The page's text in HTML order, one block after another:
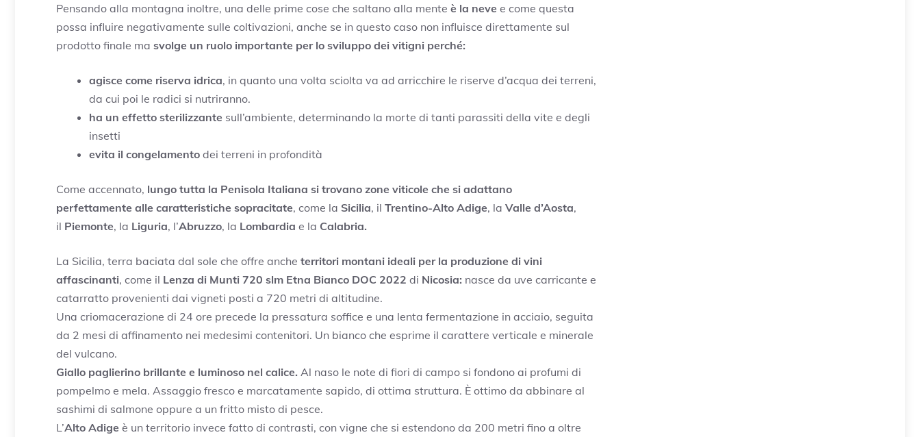
Pensando alla montagna inoltre, una delle prime cose che saltano alla mente è la neve e come questa
possa influire negativamente sulle coltivazioni, anche se in questo caso non influisce direttamente sul
prodotto finale ma svolge un ruolo importante per lo sviluppo dei vitigni perché:
agisce come riserva idrica, in quanto una volta sciolta va ad arricchire le riserve d’acqua dei terreni,
da cui poi le radici si nutriranno.
ha un effetto sterilizzante sull’ambiente, determinando la morte di tanti parassiti della vite e degli
insetti
evita il congelamento dei terreni in profondità
Come accennato, lungo tutta la Penisola Italiana si trovano zone viticole che si adattano
perfettamente alle caratteristiche sopracitate, come la Sicilia, il Trentino-Alto Adige, la Valle d’Aosta,
il Piemonte, la Liguria, l’Abruzzo, la Lombardia e la Calabria.
La Sicilia, terra baciata dal sole che offre anche territori montani ideali per la produzione di vini
affascinanti, come il Lenza di Munti 720 slm Etna Bianco DOC 2022 di Nicosia: nasce da uve carricante e
catarratto provenienti dai vigneti posti a 720 metri di altitudine.
Una criomacerazione di 24 ore precede la pressatura soffice e una lenta fermentazione in acciaio, seguita
da 2 mesi di affinamento nei medesimi contenitori. Un bianco che esprime il carattere verticale e minerale
del vulcano.
Giallo paglierino brillante e luminoso nel calice. Al naso le note di fiori di campo si fondono ai profumi di
pompelmo e mela. Assaggio fresco e marcatamente sapido, di ottima struttura. È ottimo da abbinare al
sashimi di salmone oppure a un fritto misto di pesce.
L’Alto Adige è un territorio invece fatto di contrasti, con vigne che si estendono da 200 metri fino a oltre